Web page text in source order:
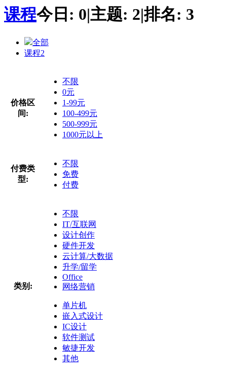
课程今日: 0|主题: 2|排名: 3
全部
课程2
价格区
间:
不限
0元
1-99元
100-499元
500-999元
1000元以上
付费类
型:
不限
免费
付费
类别:
不限
IT/互联网
设计创作
硬件开发
云计算/大数据
升学/留学
Office
网络营销
单片机
嵌入式设计
IC设计
软件测试
敏捷开发
其他